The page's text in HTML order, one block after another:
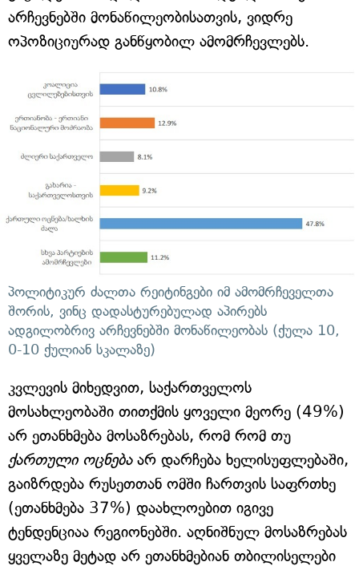
არჩევნებში მონაწილეობისათვის, ვიდრე
ოპოზიციურად განწყობილ ამომრჩევლებს.
პოლიტიკურ ძალთა რეიტინგები იმ ამომრჩეველთა
შორის, ვინც დადასტურებულად აპირებს
ადგილობრივ არჩევნებში მონაწილეობას (ქულა 10,
0-10 ქულიან სკალაზე)
კვლევის მიხედვით, საქართველოს
მოსახლეობაში თითქმის ყოველი მეორე (49%)
არ ეთანხმება მოსაზრებას, რომ რომ თუ
ქართული ოცნებაარ დარჩება ხელისუფლებაში,
გაიზრდება რუსეთთან ომში ჩართვის საფრთხე
(ეთანხმება 37%) დაახლოებით იგივე
ტენდენციაა რეგიონებში. აღნიშნულ მოსაზრებას
ყველაზე მეტად არ ეთანხმებიან თბილისელები